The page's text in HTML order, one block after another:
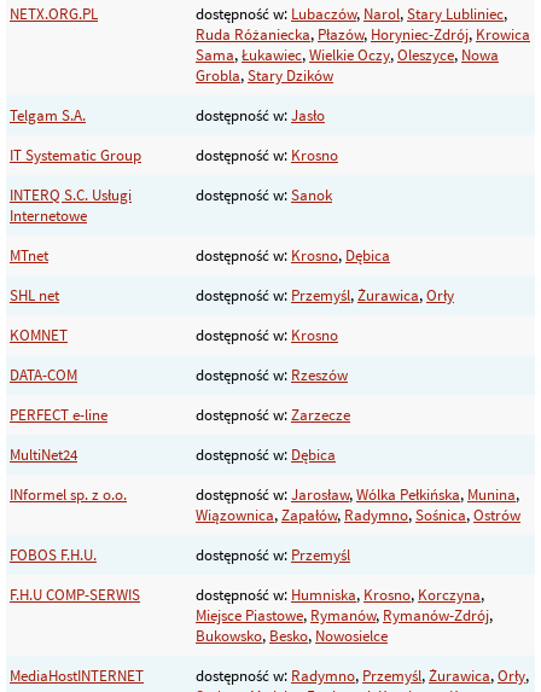
NETX.ORG.PL
dostępność w: Lubaczów, Narol,Stary Lubliniec,
Ruda Różaniecka, Płazów, Horyniec-Zdrój, Krowica
Sama,Łukawiec,Wielkie Oczy,Oleszyce, Nowa
Grobla,Stary Dzików
Telgam S.A.
dostępność w:Jasło
IT Systematic Group
dostępność w: Krosno
INTERQ S.C. Usługi
Internetowe
dostępność w:Sanok
MTnet dostępność w: Krosno, Dębica
SHL net
dostępność w: Przemyśl,Żurawica,Orły
KOMNET
dostępność w: Krosno
DATA-COM
dostępność w: Rzeszów
PERFECT e-line
dostępność w:Zarzecze
MultiNet24
dostępność w: Dębica
INformel sp. z o.o.
dostępność w:Jarosław,Wólka Pełkińska, Munina,
Wiązownica,Zapałów, Radymno,Sośnica,Ostrów
FOBOS F.H.U.
dostępność w: Przemyśl
F.H.U COMP-SERWIS
dostępność w: Humniska, Krosno, Korczyna,
Miejsce Piastowe, Rymanów, Rymanów-Zdrój,
Bukowsko, Besko, Nowosielce
MediaHostINTERNET
dostępność w: Radymno, Przemyśl,Żurawica,Orły,